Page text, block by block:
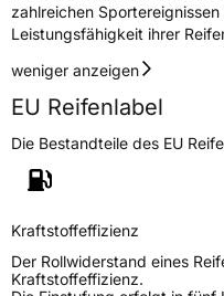
zahlreichen
Leistungsfähigkeit ihrer
weniger anzeigen
EU Reifenlabel
Die Bestandteile des EU
Kraftstoffeffizienz
Der Rollwiderstand eines
Kraftstoffeffizienz.